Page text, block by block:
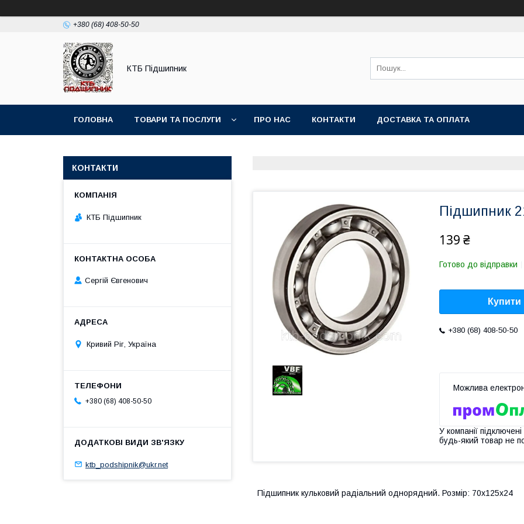
+380 (68) 408-50-50
КТБ Підшипник
ГОЛОВНА ТОВАРИ ТА ПОСЛУГИ ПРО НАС КОНТАКТИ ДОСТАВКА ТА ОПЛАТА
Підшипник
139 ₴
Готово до відправки
Купити
+380 (68) 408-50-50
У компанії
будь-який товар не
Підшипник кульковий радіальний однорядний. Розмір: 70х125х24
КОНТАКТИ
КТБ Підшипник
Сергій Євгенович
Кривий Ріг, Україна
+380 (68) 408-50-50
ktb_podshipnik@ukr.net